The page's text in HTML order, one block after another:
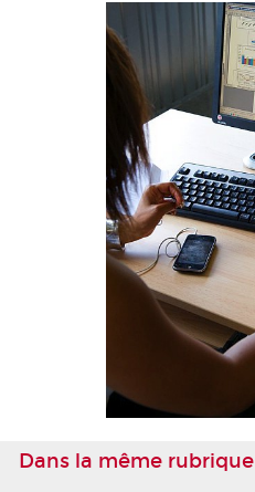
Dans la même rubrique